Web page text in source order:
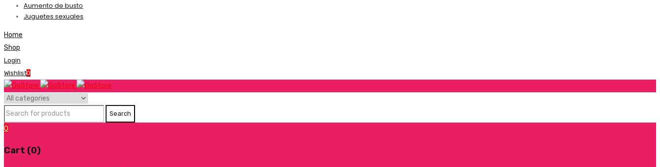
Aumento de busto
Juguetes sexuales
Home
Shop
Login
Wishlist0
0
Cart (0)